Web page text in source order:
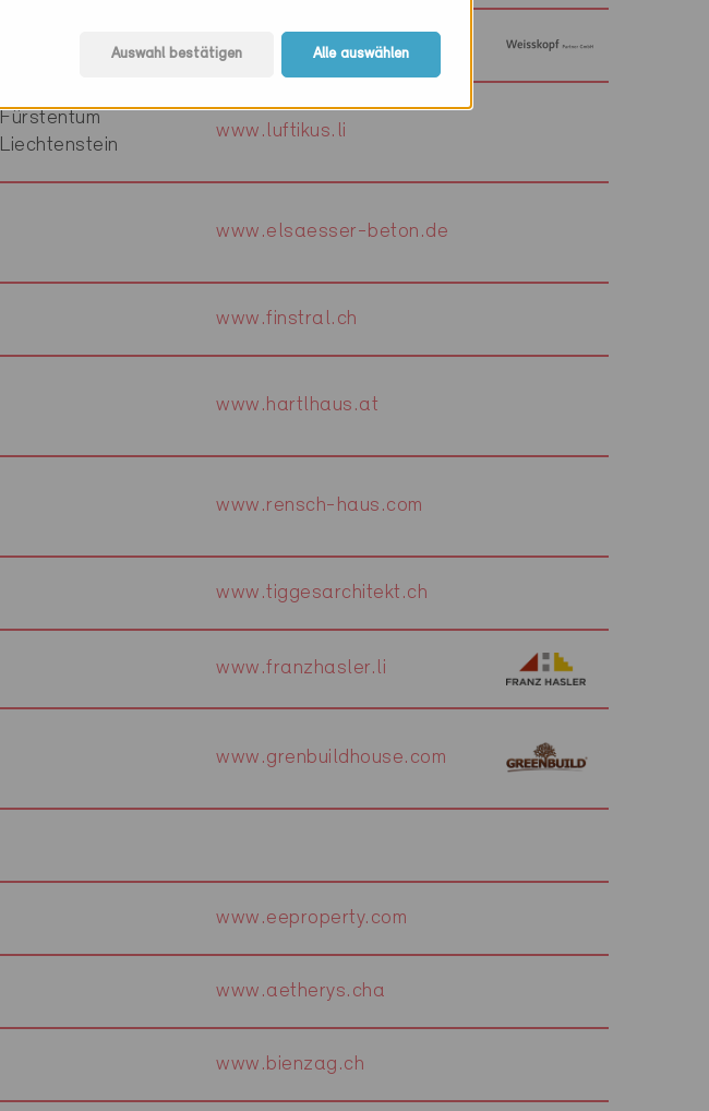
www.weisskopf-partner.ch/
Fürstentum
Liechtenstein
www.luftikus.li
www.elsaesser-beton.de
www.finstral.ch
www.hartlhaus.at
www.rensch-haus.com
www.tiggesarchitekt.ch
www.franzhasler.li
www.grenbuildhouse.com
www.eeproperty.com
www.aetherys.cha
www.bienzag.ch
Auswahl bestätigen Alle auswählen